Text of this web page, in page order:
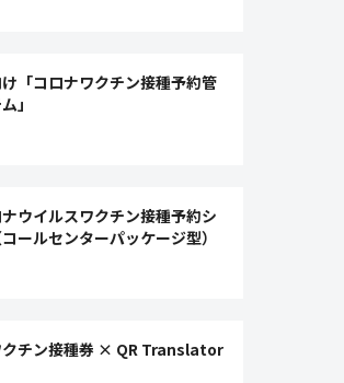
「コロナワクチン接種予約管
」
ウイルスワクチン接種予約シ
ールセンターパッケージ型）
クチン接種券 × QR Translator